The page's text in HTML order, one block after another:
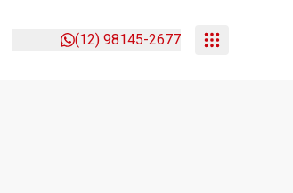
(12) 98145-2677